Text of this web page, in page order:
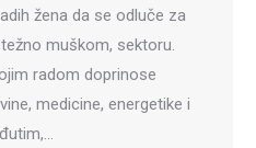
žena da se odluče za
muškom, sektoru.
radom doprinose
medicine, energetike i